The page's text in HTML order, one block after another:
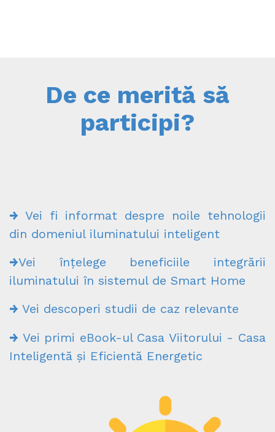
De ce merită să
participi?
→ Vei fi informat despre noile tehnologii
din domeniul iluminatului inteligent
→Vei înțelege beneficiile integrării
iluminatului în sistemul de Smart Home
→ Vei descoperi studii de caz relevante
→ Vei primi eBook-ul Casa Viitorului - Casa
Inteligentă și Eficientă Energetic